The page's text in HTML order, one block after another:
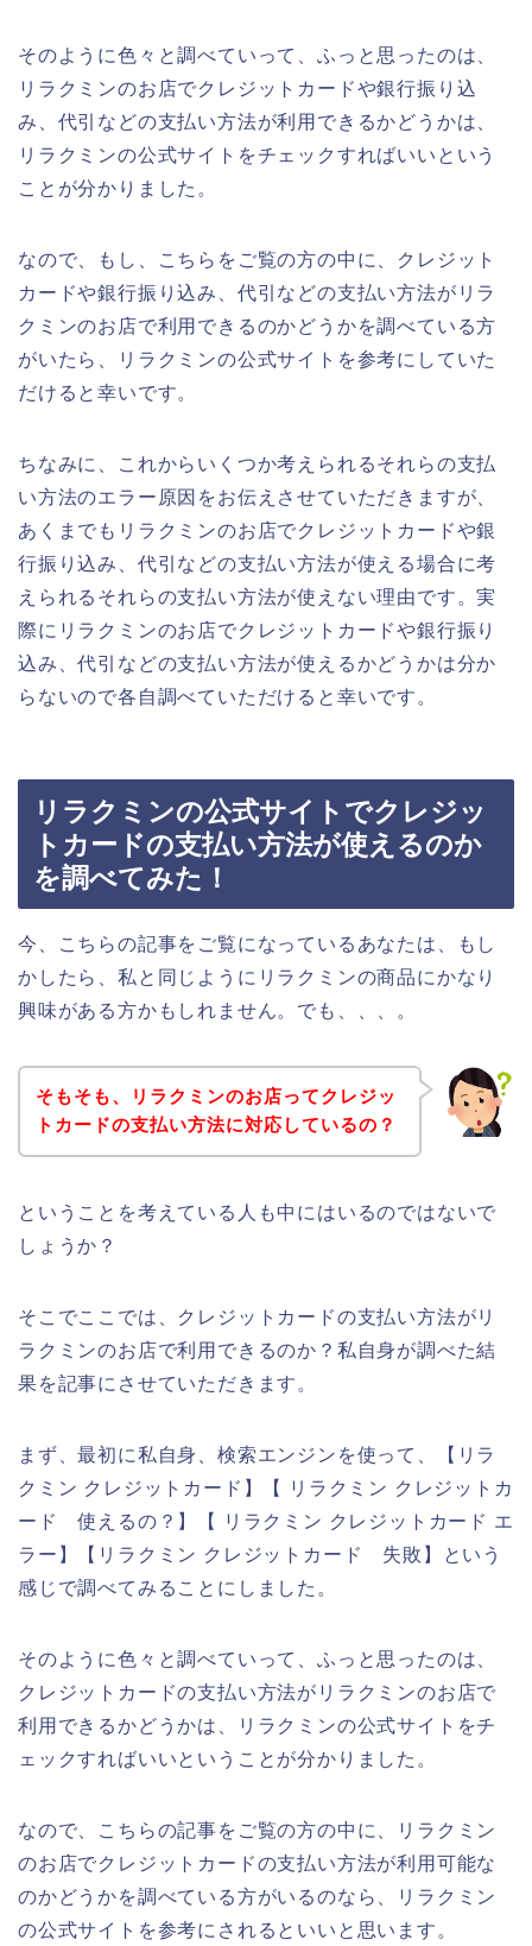
そのように色々と調べていって、ふっと思ったのは、
リラクミンのお店でクレジットカードや銀行振り込
み、代引などの支払い方法が利用できるかどうかは、
リラクミンの公式サイトをチェックすればいいという
ことが分かりました。
なので、もし、こちらをご覧の方の中に、クレジット
カードや銀行振り込み、代引などの支払い方法がリラ
クミンのお店で利用できるのかどうかを調べている方
がいたら、リラクミンの公式サイトを参考にしていた
だけると幸いです。
ちなみに、これからいくつか考えられるそれらの支払
い方法のエラー原因をお伝えさせていただきますが、
あくまでもリラクミンのお店でクレジットカードや銀
行振り込み、代引などの支払い方法が使える場合に考
えられるそれらの支払い方法が使えない理由です。実
際にリラクミンのお店でクレジットカードや銀行振り
込み、代引などの支払い方法が使えるかどうかは分か
らないので各自調べていただけると幸いです。
リラクミンの公式サイトでクレジッ
トカードの支払い方法が使えるのか
を調べてみた！
今、こちらの記事をご覧になっているあなたは、もし
かしたら、私と同じようにリラクミンの商品にかなり
興味がある方かもしれません。でも、、、。
そもそも、リラクミンのお店ってクレジッ
トカードの支払い方法に対応しているの？
ということを考えている人も中にはいるのではないで
しょうか？
そこでここでは、クレジットカードの支払い方法がリ
ラクミンのお店で利用できるのか？私自身が調べた結
果を記事にさせていただきます。
まず、最初に私自身、検索エンジンを使って、【リラ
クミン クレジットカード】【 リラクミン クレジットカ
ード 使えるの？】【 リラクミン クレジットカード エ
ラー】【リラクミン クレジットカード 失敗】という
感じで調べてみることにしました。
そのように色々と調べていって、ふっと思ったのは、
クレジットカードの支払い方法がリラクミンのお店で
利用できるかどうかは、リラクミンの公式サイトをチ
ェックすればいいということが分かりました。
なので、こちらの記事をご覧の方の中に、リラクミン
のお店でクレジットカードの支払い方法が利用可能な
のかどうかを調べている方がいるのなら、リラクミン
の公式サイトを参考にされるといいと思います。